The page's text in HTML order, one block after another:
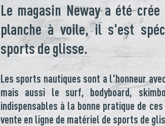
Le magasin Neway a été
planche à voile, il s'est
sports de glisse.
Les sports nautiques sont a l'honneur
mais aussi le surf, bodyboard,
indispensables à la bonne pratique de
vente en ligne de matériel de sports de